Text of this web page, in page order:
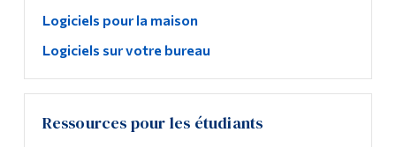
Logiciels pour la maison
Logiciels sur votre bureau
Ressources pour les étudiants